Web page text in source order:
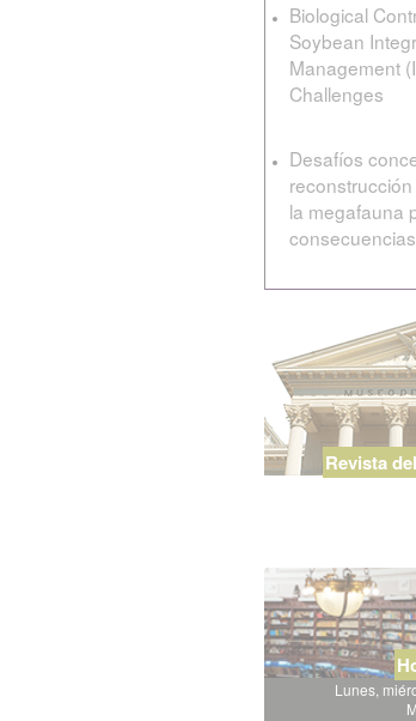
Biological
Soybean
Management
Challenges
Desafíos
la megafauna
Revista
Lunes,